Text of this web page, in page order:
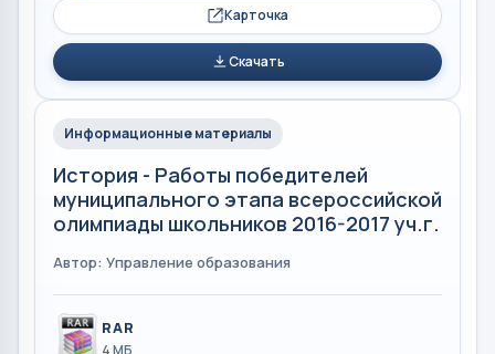
Карточка
Скачать
Информационные материалы
История - Работы победителей
муниципального этапа всероссийской
олимпиады школьников 2016-2017 уч.г.
Автор: Управление образования
RAR
4 МБ